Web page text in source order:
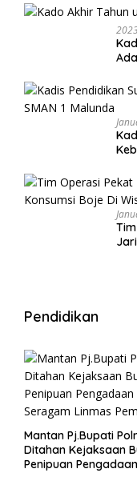
Pendidikan
Mantan Pj.Bupati
Ditahan Kejaksaan
Penipuan Pengadaan